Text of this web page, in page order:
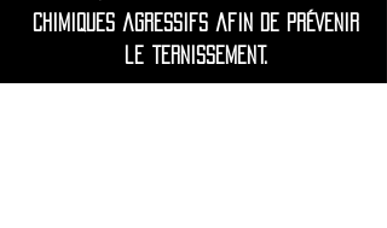
chimiques agressifs afin de prévenir
le ternissement.